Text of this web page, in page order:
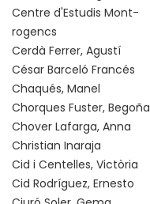
Centre d'Estudis Mont-
rogencs
Cerdà Ferrer, Agustí
César Barceló Francés
Chaqués, Manel
Chorques Fuster, Begoña
Chover Lafarga, Anna
Christian Inaraja
Cid i Centelles, Victòria
Cid Rodríguez, Ernesto